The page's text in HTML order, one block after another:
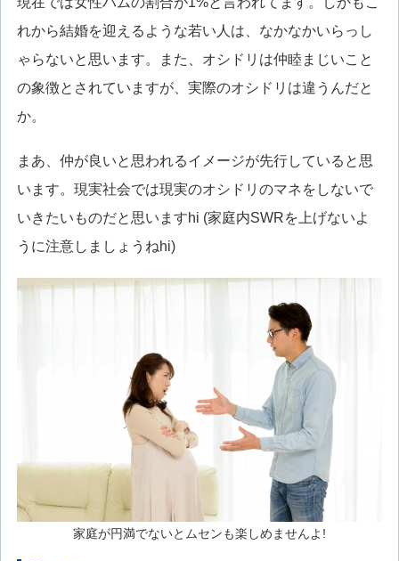
れから結婚を迎えるような若い人は、なかなかいらっし
ゃらないと思います。また、オシドリは仲睦まじいこと
の象徴とされていますが、実際のオシドリは違うんだと
か。
まあ、仲が良いと思われるイメージが先行していると思
います。現実社会では現実のオシドリのマネをしないで
いきたいものだと思いますhi (家庭内SWRを上げないよ
うに注意しましょうねhi)
家庭が円満でないとムセンも楽しめませんよ!